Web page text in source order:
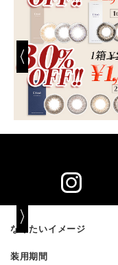
なりたいイメージ
装用期間